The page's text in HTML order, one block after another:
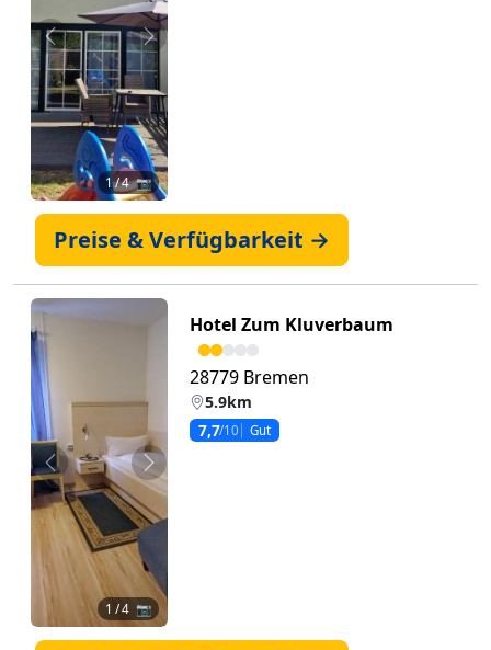
Zurück Weiter
1/ 4 📷
Preise & Verfügbarkeit →
Zurück Weiter
1 / 4 📷
Hotel Zum Kluverbaum
28779 Bremen
5.9km
7,7/10 Gut